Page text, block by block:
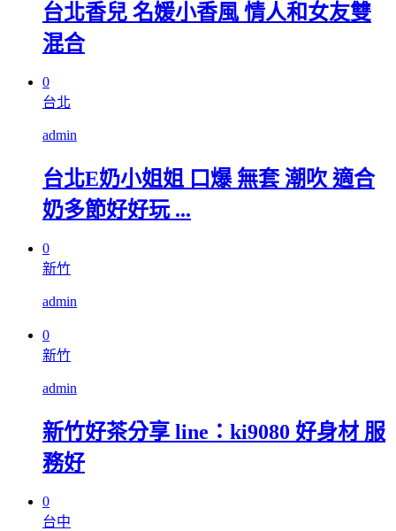
台北香兒 名媛小香風 情人和女友雙
混合
0
台北
admin
台北E奶小姐姐 口爆 無套 潮吹 適合
奶多節好好玩 ...
0
新竹
admin
0
新竹
admin
新竹好茶分享 line：ki9080 好身材 服
務好
0
台中